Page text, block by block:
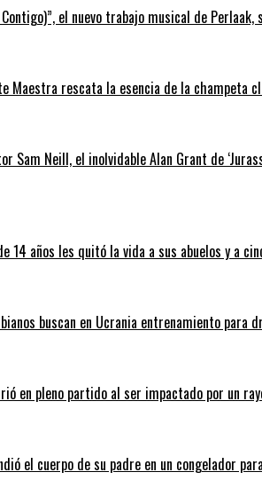
Contigo)”, el nuevo trabajo musical de
Maestra rescata la esencia de la champeta
Sam Neill, el inolvidable Alan Grant de
14 años les quitó la vida a sus abuelos y a
buscan en Ucrania entrenamiento para
en pleno partido al ser impactado por un
el cuerpo de su padre en un congelador